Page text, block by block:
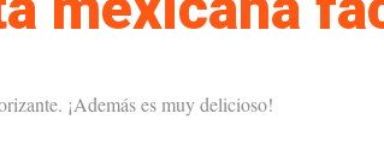
¡Además es muy delicioso!